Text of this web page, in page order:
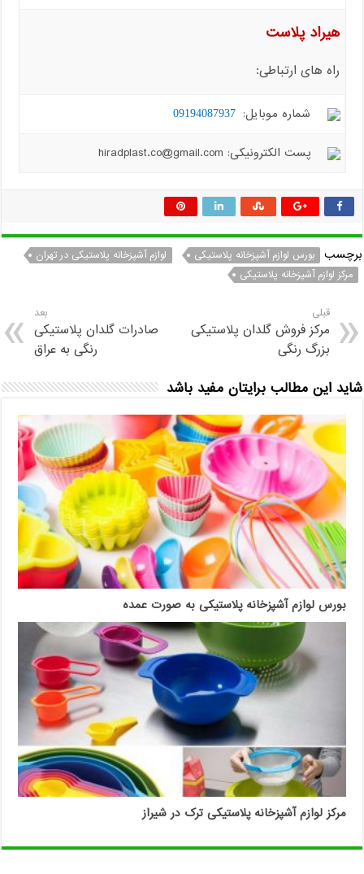
هیراد پلاست
راه های ارتباطی:
شماره موبایل: 09194087937
پست الکترونیکی: hiradplast.co@gmail.com
برچسب بورس لوازم آشپزخانه پلاستیکی
لوازم آشپزخانه پلاستیکی در تهران
مرکز لوازم آشپزخانه پلاستیکی
قبلی
مرکز فروش گلدان پلاستیکی
بزرگ رنگی
بعد
صادرات گلدان پلاستیکی
رنگی به عراق
شاید این مطالب برایتان مفید باشد
بورس لوازم آشپزخانه پلاستیکی به صورت عمده
مرکز لوازم آشپزخانه پلاستیکی ترک در شیراز